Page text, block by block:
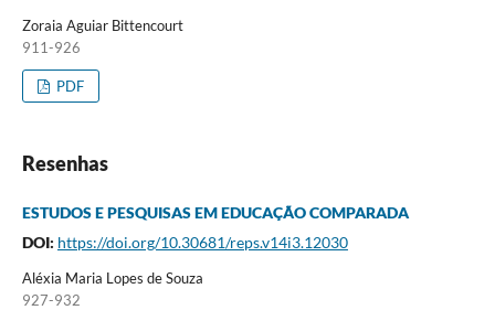
Zoraia Aguiar Bittencourt
911-926
PDF
Resenhas
ESTUDOS E PESQUISAS EM EDUCAÇÃO COMPARADA
DOI: https://doi.org/10.30681/reps.v14i3.12030
Aléxia Maria Lopes de Souza
927-932